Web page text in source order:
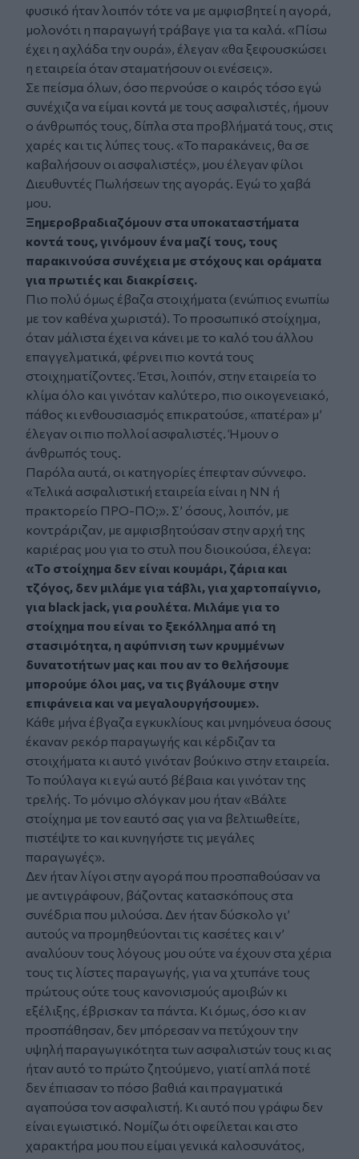
φυσικό ήταν λοιπόν τότε να με αμφισβητεί η αγορά,
μολονότι η παραγωγή τράβαγε για τα καλά. «Πίσω
έχει η αχλάδα την ουρά», έλεγαν «θα ξεφουσκώσει
η εταιρεία όταν σταματήσουν οι ενέσεις».
Σε πείσμα όλων, όσο περνούσε ο καιρός τόσο εγώ
συνέχιζα να είμαι κοντά με τους ασφαλιστές, ήμουν
ο άνθρωπός τους, δίπλα στα προβλήματά τους, στις
χαρές και τις λύπες τους. «Το παρακάνεις, θα σε
καβαλήσουν οι ασφαλιστές», μου έλεγαν φίλοι
Διευθυντές Πωλήσεων της αγοράς. Εγώ το χαβά
μου.
Ξημεροβραδιαζόμουν στα υποκαταστήματα
κοντά τους, γινόμουν ένα μαζί τους, τους
παρακινούσα συνέχεια με στόχους και οράματα
για πρωτιές και διακρίσεις.
Πιο πολύ όμως έβαζα στοιχήματα (ενώπιος ενωπίω
με τον καθένα χωριστά). Το προσωπικό στοίχημα,
όταν μάλιστα έχει να κάνει με το καλό του άλλου
επαγγελματικά, φέρνει πιο κοντά τους
στοιχηματίζοντες. Έτσι, λοιπόν, στην εταιρεία το
κλίμα όλο και γινόταν καλύτερο, πιο οικογενειακό,
πάθος κι ενθουσιασμός επικρατούσε, «πατέρα» μ’
έλεγαν οι πιο πολλοί ασφαλιστές. Ήμουν ο
άνθρωπός τους.
Παρόλα αυτά, οι κατηγορίες έπεφταν σύννεφο.
«Τελικά ασφαλιστική εταιρεία είναι η ΝΝ ή
πρακτορείο ΠΡΟ-ΠΟ;». Σ’ όσους, λοιπόν, με
κοντράριζαν, με αμφισβητούσαν στην αρχή της
καριέρας μου για το στυλ που διοικούσα, έλεγα:
«Το στοίχημα δεν είναι κουμάρι, ζάρια και
τζόγος, δεν μιλάμε για τάβλι, για χαρτοπαίγνιο,
για black jack, για ρουλέτα. Μιλάμε για το
στοίχημα που είναι το ξεκόλλημα από τη
στασιμότητα, η αφύπνιση των κρυμμένων
δυνατοτήτων μας και που αν το θελήσουμε
μπορούμε όλοι μας, να τις βγάλουμε στην
επιφάνεια και να μεγαλουργήσουμε».
Κάθε μήνα έβγαζα εγκυκλίους και μνημόνευα όσους
έκαναν ρεκόρ παραγωγής και κέρδιζαν τα
στοιχήματα κι αυτό γινόταν βούκινο στην εταιρεία.
Το πούλαγα κι εγώ αυτό βέβαια και γινόταν της
τρελής. Το μόνιμο σλόγκαν μου ήταν «Βάλτε
στοίχημα με τον εαυτό σας για να βελτιωθείτε,
πιστέψτε το και κυνηγήστε τις μεγάλες
παραγωγές».
Δεν ήταν λίγοι στην αγορά που προσπαθούσαν να
με αντιγράφουν, βάζοντας κατασκόπους στα
συνέδρια που μιλούσα. Δεν ήταν δύσκολο γι’
αυτούς να προμηθεύονται τις κασέτες και ν’
αναλύουν τους λόγους μου ούτε να έχουν στα χέρια
τους τις λίστες παραγωγής, για να χτυπάνε τους
πρώτους ούτε τους κανονισμούς αμοιβών κι
εξέλιξης, έβρισκαν τα πάντα. Κι όμως, όσο κι αν
προσπάθησαν, δεν μπόρεσαν να πετύχουν την
υψηλή παραγωγικότητα των ασφαλιστών τους κι ας
ήταν αυτό το πρώτο ζητούμενο, γιατί απλά ποτέ
δεν έπιασαν το πόσο βαθιά και πραγματικά
αγαπούσα τον ασφαλιστή. Κι αυτό που γράφω δεν
είναι εγωιστικό. Νομίζω ότι οφείλεται και στο
χαρακτήρα μου που είμαι γενικά καλοσυνάτος,